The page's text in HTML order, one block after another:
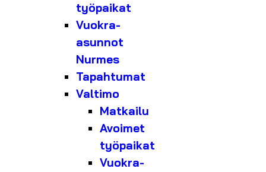
työpaikat
Vuokra-
asunnot
Nurmes
Tapahtumat
Valtimo
Matkailu
Avoimet
työpaikat
Vuokra-